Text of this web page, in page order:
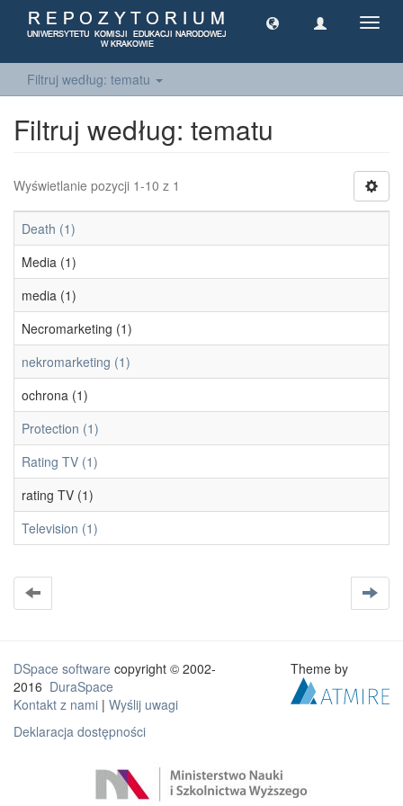
Filtruj według: tematu
Filtruj według: tematu
Wyświetlanie pozycji 1-10 z 1
Death (1)
Media (1)
media (1)
Necromarketing (1)
nekromarketing (1)
ochrona (1)
Protection (1)
Rating TV (1)
rating TV (1)
Television (1)
DSpace software copyright © 2002-
2016 DuraSpace
Kontakt z nami | Wyślij uwagi
Deklaracja dostępności
Theme by